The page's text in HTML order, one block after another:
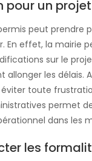
un
peut prendre
En effet, la mairie
sur le
allonger les délais.
toute
permet
dans les
les